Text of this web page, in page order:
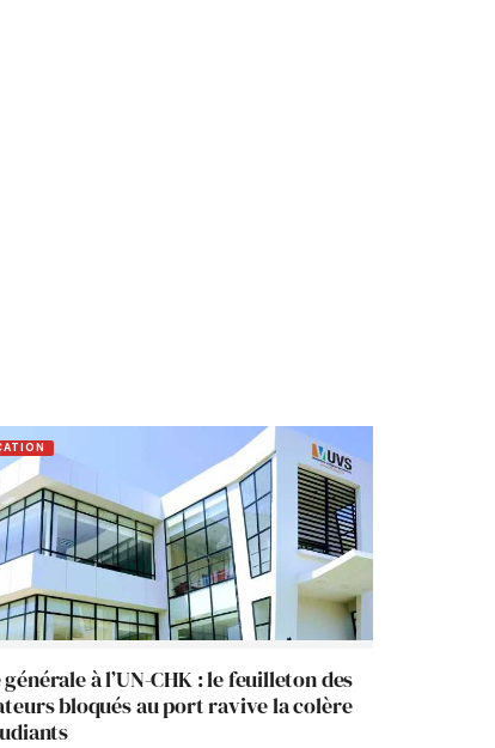
à l’UN-CHK : le feuilleton des
bloqués au port ravive la colère